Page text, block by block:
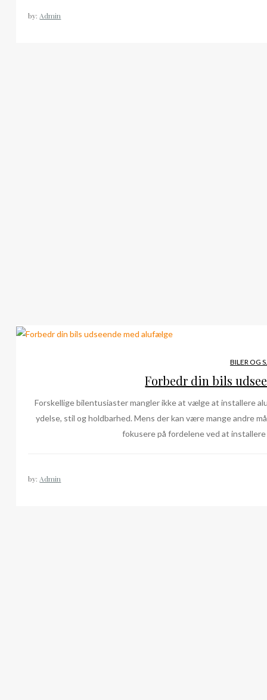
by: Admin
BILER OG
Forbedr din bils
Forskellige bilentusiaster mangler ikke at vælge at installere
ydelse, stil og holdbarhed. Mens der kan være mange andre
fokusere på fordelene ved at
by: Admin